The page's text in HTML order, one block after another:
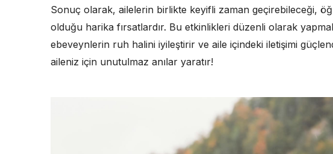
Sonuç olarak, ailelerin birlikte keyifli zaman geçirebileceği,
olduğu harika fırsatlardır. Bu etkinlikleri düzenli olarak
ebeveynlerin ruh halini iyileştirir ve aile içindeki iletişimi
aileniz için unutulmaz anılar yaratır!